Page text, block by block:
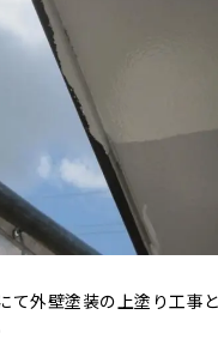
て外壁塗装の上塗り工事